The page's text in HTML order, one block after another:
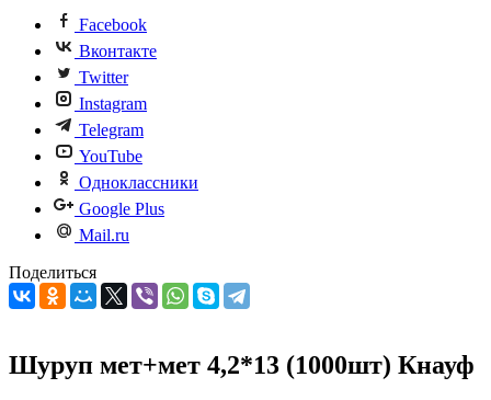
Facebook
Вконтакте
Twitter
Instagram
Telegram
YouTube
Одноклассники
Google Plus
Mail.ru
Поделиться
Шуруп мет+мет 4,2*13 (1000шт) Кнауф